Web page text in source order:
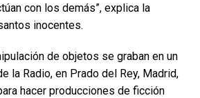
con los demás”, explica la
inocentes.
de objetos se graban en un
la Radio, en Prado del Rey, Madrid,
hacer producciones de ficción